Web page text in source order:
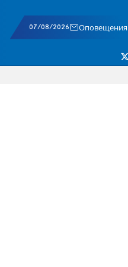
07/08/2026 Оповещения